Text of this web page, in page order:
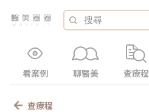
看案例 聊醫美 查療程
查療程